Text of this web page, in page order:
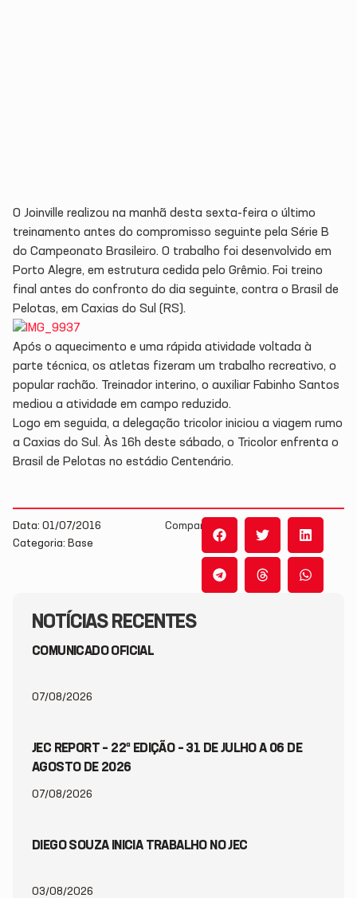
NOTÍCIAS RECENTES
COMUNICADO OFICIAL
07/08/2026
JEC REPORT – 22ª EDIÇÃO – 31 DE JULHO A 06 DE
AGOSTO DE 2026
07/08/2026
DIEGO SOUZA INICIA TRABALHO NO JEC
03/08/2026
O Joinville realizou na manhã desta sexta-feira o último
treinamento antes do compromisso seguinte pela Série B
do Campeonato Brasileiro. O trabalho foi desenvolvido em
Porto Alegre, em estrutura cedida pelo Grêmio. Foi treino
final antes do confronto do dia seguinte, contra o Brasil de
Pelotas, em Caxias do Sul (RS).
Após o aquecimento e uma rápida atividade voltada à
parte técnica, os atletas fizeram um trabalho recreativo, o
popular rachão. Treinador interino, o auxiliar Fabinho Santos
mediou a atividade em campo reduzido.
Logo em seguida, a delegação tricolor iniciou a viagem rumo
a Caxias do Sul. Às 16h deste sábado, o Tricolor enfrenta o
Brasil de Pelotas no estádio Centenário.
Data: 01/07/2016
Categoria: Base
Compartilhe: